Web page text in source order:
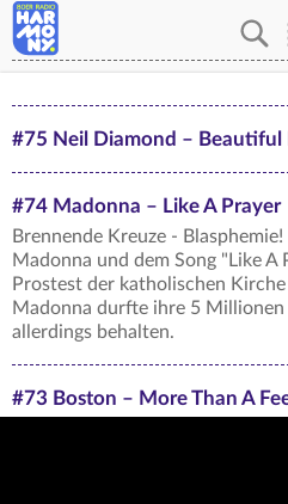
#75 Neil Diamond – Beautiful
#74 Madonna – Like A Prayer
Brennende Kreuze -
Madonna und dem Song "Like
Prostest der katholischen
Madonna durfte ihre 5 Millionen
allerdings behalten.
#73 Boston – More Than A